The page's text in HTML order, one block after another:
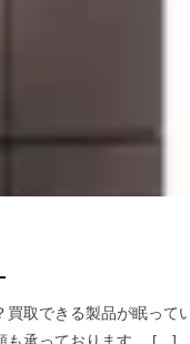
取できる製品が眠って